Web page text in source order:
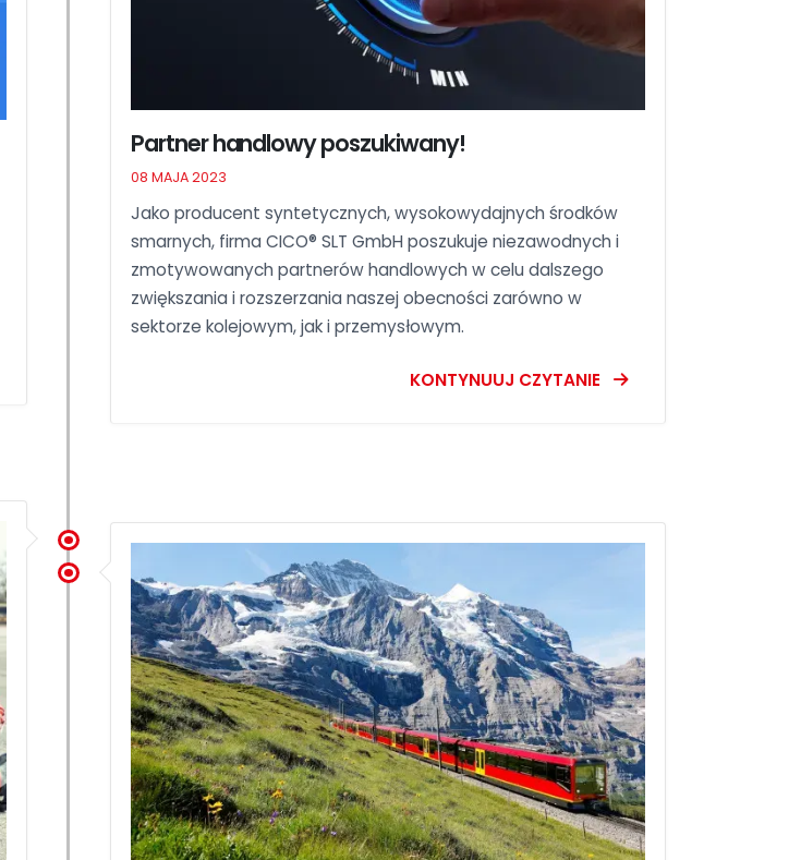
Partner handlowy poszukiwany!
08 MAJA 2023
Jako producent syntetycznych, wysokowydajnych środków
smarnych, firma CICO® SLT GmbH poszukuje niezawodnych i
zmotywowanych partnerów handlowych w celu dalszego
zwiększania i rozszerzania naszej obecności zarówno w
sektorze kolejowym, jak i przemysłowym.
KONTYNUUJ CZYTANIE